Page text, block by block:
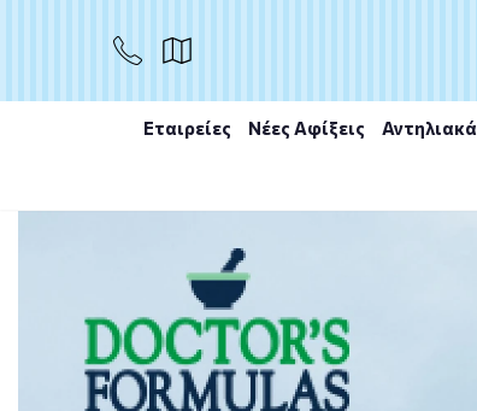
Εταιρείες Νέες Αφίξεις Αντηλιακά
ΑΓΟΡΑ